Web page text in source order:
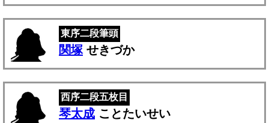
東序二段筆頭
関塚せきづか
西序二段五枚目
琴太成 ことたいせい